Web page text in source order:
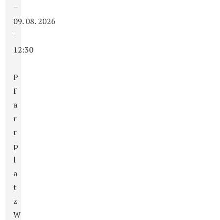
–
09. 08. 2026
|
12:30
P
f
a
r
r
p
l
a
t
z
W